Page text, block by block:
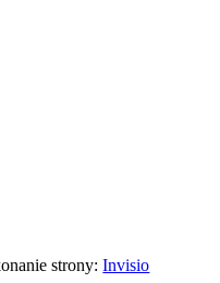
strony:Invisio